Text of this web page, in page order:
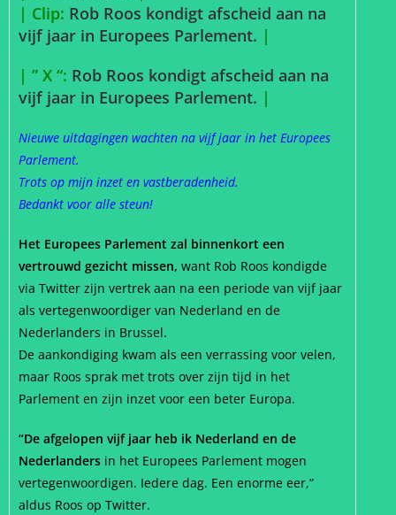
| Clip: Rob Roos kondigt afscheid aan na
vijf jaar in Europees Parlement. |
| ” X “: Rob Roos kondigt afscheid aan na
vijf jaar in Europees Parlement. |
Nieuwe uitdagingen wachten na vijf jaar in het Europees
Parlement.
Trots op mijn inzet en vastberadenheid.
Bedankt voor alle steun!
Het Europees Parlement zal binnenkort een
vertrouwd gezicht missen, want Rob Roos kondigde
via Twitter zijn vertrek aan na een periode van vijf jaar
als vertegenwoordiger van Nederland en de
Nederlanders in Brussel.
De aankondiging kwam als een verrassing voor velen,
maar Roos sprak met trots over zijn tijd in het
Parlement en zijn inzet voor een beter Europa.
“De afgelopen vijf jaar heb ik Nederland en de
Nederlanders in het Europees Parlement mogen
vertegenwoordigen. Iedere dag. Een enorme eer,”
aldus Roos op Twitter.